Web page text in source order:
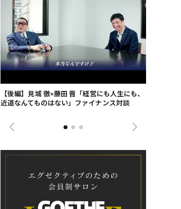
【後編】見城 徹×藤田 晋「経営にも人生にも、
近道なんてものはない」ファイナンス対談